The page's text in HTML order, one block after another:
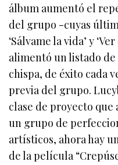
álbum aumentó el
del grupo -cuyas
‘Sálvame la vida’ y
alimentó un listado
chispa, de éxito cada
previa del grupo.
clase de proyecto que
un grupo de
artísticos, ahora hay
de la película